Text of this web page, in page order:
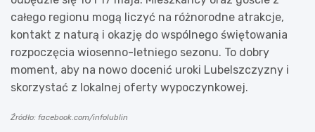
całego regionu mogą liczyć na różnorodne atrakcje,
kontakt z naturą i okazję do wspólnego świętowania
rozpoczęcia wiosenno-letniego sezonu. To dobry
moment, aby na nowo docenić uroki Lubelszczyzny i
skorzystać z lokalnej oferty wypoczynkowej.
Źródło: facebook.com/infolublin